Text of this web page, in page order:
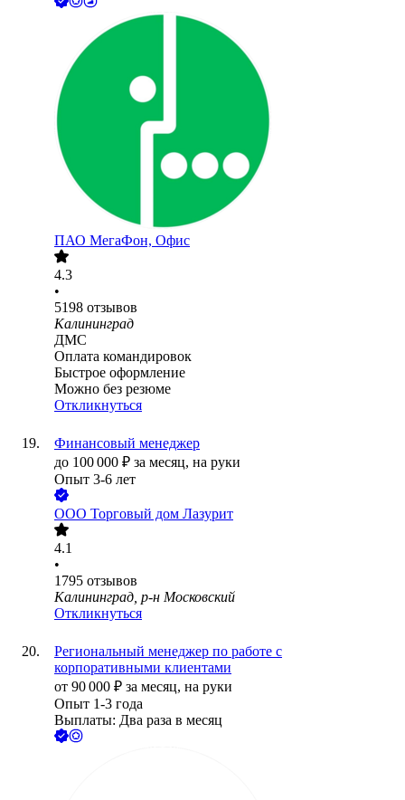
ПАО МегаФон, Офис
4.3
•
5198 отзывов
Калининград
ДМС
Оплата командировок
Быстрое оформление
Можно без резюме
Откликнуться
Финансовый менеджер
до 100 000 ₽ за месяц, на руки
Опыт 3-6 лет
ООО Торговый дом Лазурит
4.1
•
1795 отзывов
Калининград, р-н Московский
Откликнуться
Региональный менеджер по работе с
корпоративными клиентами
от 90 000 ₽ за месяц, на руки
Опыт 1-3 года
Выплаты: Два раза в месяц